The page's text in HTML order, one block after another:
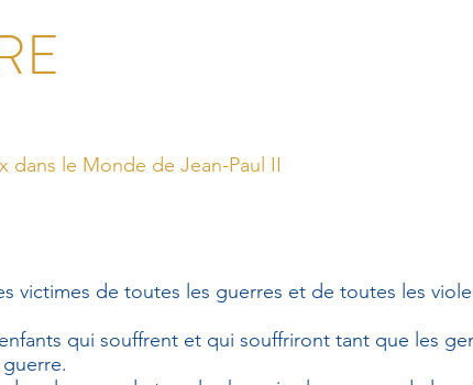
dans le Monde de Jean-Paul II
victimes de toutes les guerres et de toutes les
qui souffrent et qui souffriront tant que les